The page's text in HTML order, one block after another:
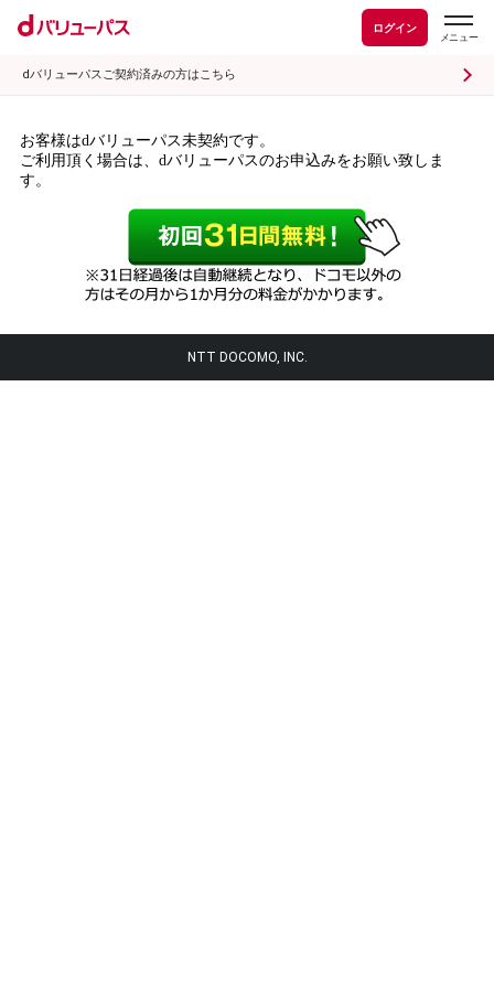
ログイン
dバリューパスご契約済みの方はこちら
お客様はdバリューパス未契約です。
ご利用頂く場合は、dバリューパスのお申込みをお願い致しま
す。
NTT DOCOMO, INC.